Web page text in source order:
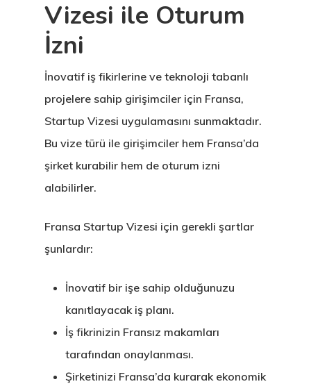
Vizesi ile Oturum
İzni
İnovatif iş fikirlerine ve teknoloji tabanlı
projelere sahip girişimciler için Fransa,
Startup Vizesi uygulamasını sunmaktadır.
Bu vize türü ile girişimciler hem Fransa’da
şirket kurabilir hem de oturum izni
alabilirler.
Fransa Startup Vizesi için gerekli şartlar
şunlardır:
İnovatif bir işe sahip olduğunuzu
kanıtlayacak iş planı.
İş fikrinizin Fransız makamları
tarafından onaylanması.
Şirketinizi Fransa’da kurarak ekonomik